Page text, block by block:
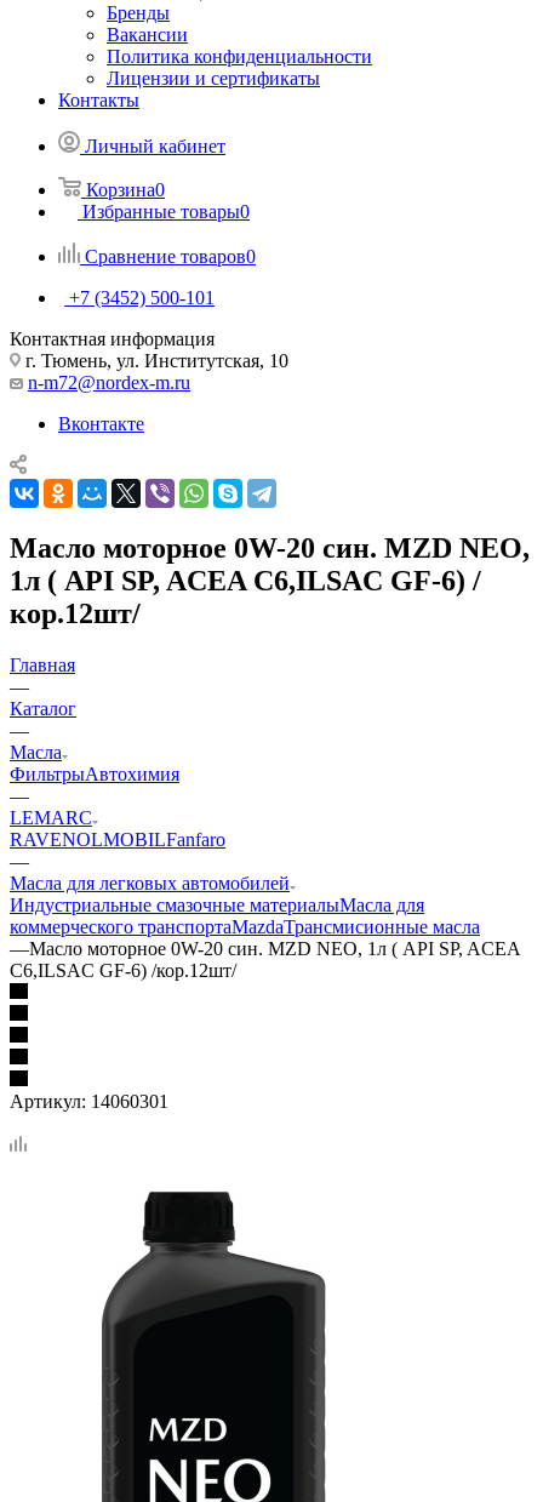
Бренды
Вакансии
Политика конфиденциальности
Лицензии и сертификаты
Контакты
Личный кабинет
Корзина0
Избранные товары0
Сравнение товаров0
+7 (3452) 500-101
Контактная информация
г. Тюмень, ул. Институтская, 10
n-m72@nordex-m.ru
Вконтакте
Масло моторное 0W-20 син. MZD NEO,
1л ( API SP, ACEA C6,ILSAC GF-6) /
кор.12шт/
Главная
—
Каталог
—
Масла
ФильтрыАвтохимия
—
LEMARC
RAVENOLMOBILFanfaro
—
Масла для легковых автомобилей
Индустриальные смазочные материалыМасла для
коммерческого транспортаMazdaТрансмисионные масла
—Масло моторное 0W-20 син. MZD NEO, 1л ( API SP, ACEA
C6,ILSAC GF-6) /кор.12шт/
Артикул: 14060301